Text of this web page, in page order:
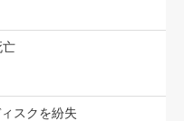
亡
スクを紛失